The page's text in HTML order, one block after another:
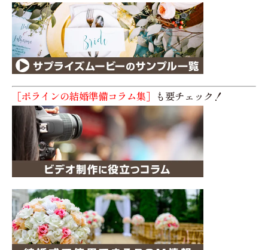
［ポラインの結婚準備コラム集］ も要チェック！